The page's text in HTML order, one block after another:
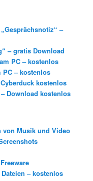
–
– gratis Download
PC – kostenlos
PC – kostenlos
kostenlos
Download kostenlos
von Musik und Video
– kostenlos